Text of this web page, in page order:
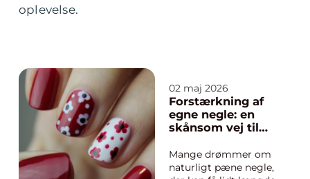
oplevelse.
02 maj 2026
Forstærkning af
egne negle: en
skånsom vej til
naturnegle
Mange drømmer om
naturligt pæne negle,